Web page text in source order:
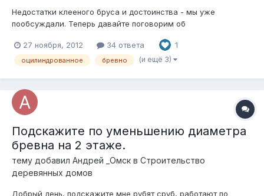
Недостатки клееного бруса и достоинства - мы уже
пообсуждали. Теперь давайте поговорим об
наружный плотный слой древесины и почему появляются
сильные трещины в оцилиндрованном бревне. Преимущества
27 ноября, 2012 34 ответа 1
оцилиндрованное бревно (и ещё 3)
Подскажите по уменьшению диаметра
бревна на 2 этаже.
тему добавил Андрей _Омск в Строительство
деревянных домов
Добрый день, подскажите мне рубят сруб, работают по